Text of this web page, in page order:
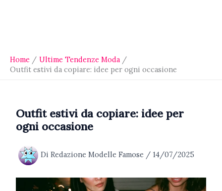
Home
Ultime Tendenze Moda
Outfit estivi da copiare: idee per ogni occasione
Outfit estivi da copiare: idee per
ogni occasione
Di Redazione Modelle Famose / 14/07/2025